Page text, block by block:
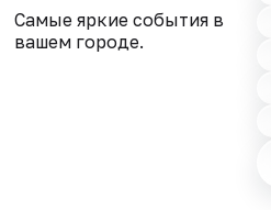
Самые яркие события в
вашем городе.